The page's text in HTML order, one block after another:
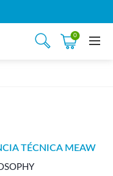
0
TÉCNICA MEAW